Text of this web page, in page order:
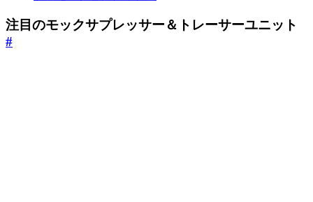
注目のモックサプレッサー＆トレーサーユニット
#